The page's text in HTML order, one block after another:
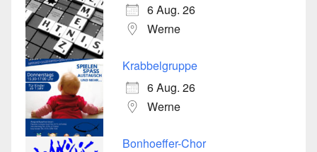
6 Aug. 26
Werne
Krabbelgruppe
6 Aug. 26
Werne
Bonhoeffer-Chor